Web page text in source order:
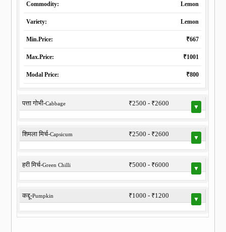
Commodity: Lemon
Variety: Lemon
Min.Price: ₹667
Max.Price: ₹1001
Modal Price: ₹800
पत्ता गोभी-Cabbage ₹2500 - ₹2600 ▼
शिमला मिर्च-Capsicum ₹2500 - ₹2600 ▼
हरी मिर्च-Green Chilli ₹5000 - ₹6000 ▼
कद्दू-Pumpkin ₹1000 - ₹1200 ▼